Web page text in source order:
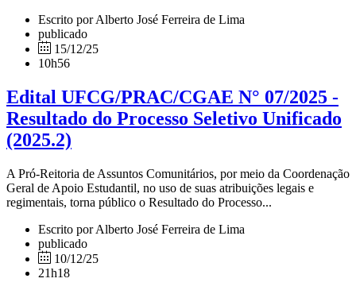
Escrito por Alberto José Ferreira de Lima
publicado
15/12/25
10h56
Edital UFCG/PRAC/CGAE N° 07/2025 -
Resultado do Processo Seletivo Unificado
(2025.2)
A Pró-Reitoria de Assuntos Comunitários, por meio da Coordenação
Geral de Apoio Estudantil, no uso de suas atribuições legais e
regimentais, torna público o Resultado do Processo...
Escrito por Alberto José Ferreira de Lima
publicado
10/12/25
21h18